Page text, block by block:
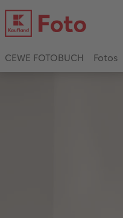
CEWE FOTOBUCH Fotos